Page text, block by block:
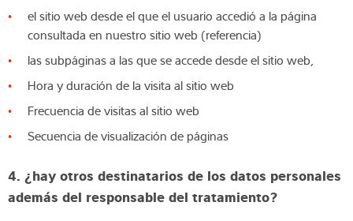
el sitio web desde el que el usuario accedió a la página
consultada en nuestro sitio web (referencia)
las subpáginas a las que se accede desde el sitio web,
Hora y duración de la visita al sitio web
Frecuencia de visitas al sitio web
Secuencia de visualización de páginas
4. ¿hay otros destinatarios de los datos personales
además del responsable del tratamiento?